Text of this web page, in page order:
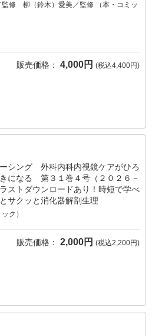
監修 柳（鈴木）愛美／監修 （本・コミッ
販売価格： 4,000円 (税込4,400円)
シング 外科内科内視鏡ケアがひろ
になる 第３１巻４号（２０２６－
ストダウンロードあり！時短で学べ
サクッと消化器解剖生理
ク）
販売価格： 2,000円 (税込2,200円)